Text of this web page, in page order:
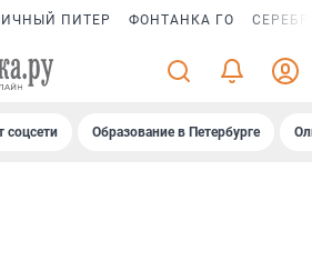
ПИТЕР ФОНТАНКА ГО
соцсети Образование в Петербурге